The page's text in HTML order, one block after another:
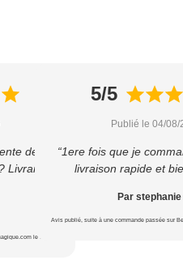
de cet
le 16/07/2026
5/5
Publié le 04/08/
“1ere fois que je
livraison rapide et
Par stephanie
Avis publié, suite à une commande passée sur